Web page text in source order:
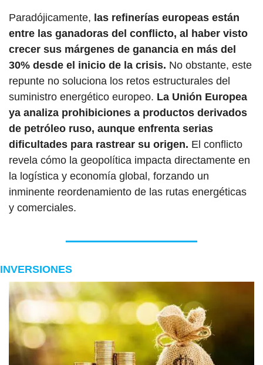
Paradójicamente, las refinerías europeas están
entre las ganadoras del conflicto, al haber visto
crecer sus márgenes de ganancia en más del
30% desde el inicio de la crisis. No obstante, este
repunte no soluciona los retos estructurales del
suministro energético europeo. La Unión Europea
ya analiza prohibiciones a productos derivados
de petróleo ruso, aunque enfrenta serias
dificultades para rastrear su origen. El conflicto
revela cómo la geopolítica impacta directamente en
la logística y economía global, forzando un
inminente reordenamiento de las rutas energéticas
y comerciales.
INVERSIONES